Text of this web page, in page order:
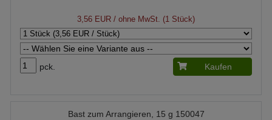
3,56 EUR / ohne MwSt. (1 Stück)
pck. Kaufen
Bast zum Arrangieren, 15 g 150047